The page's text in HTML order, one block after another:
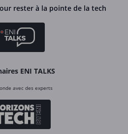
rester à la pointe de la tech
ENI TALKS
avec des experts